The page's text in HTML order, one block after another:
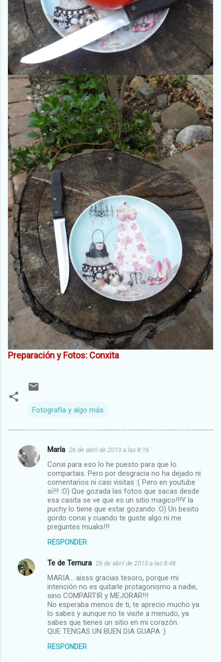
Preparación y Fotos: Conxita
Fotografía y algo más
C
i
María 26 de abril de 2013 a las 8:16
Conxi para eso lo he puesto para que lo
compartais. Pero por desgracia no ha dejado ni
comentarios ni casi visitas :( Pero en youtube
si!!! :O) Que gozada las fotos que sacas desde
esa casita se ve que es un sitio magico!!!Y la
puchy lo tiene que estar gozando :O) Un besito
gordo conxi y cuando te guste algo ni me
preguntes muaks!!!
RESPONDER
Te de Ternura 26 de abril de 2013 a las 8:48
MARIA... aisss gracias tesoro, porque mi
intención no es quitarle protagonismo a nadie,
sino COMPARTIR y MEJORAR!!!
No esperaba menos de ti, te aprecio mucho ya
lo sabes y aunque no te visite a menudo, ya
sabes que tienes un sitio en mi corazón.
QUE TENGAS UN BUEN DIA GUAPA :)
RESPONDER